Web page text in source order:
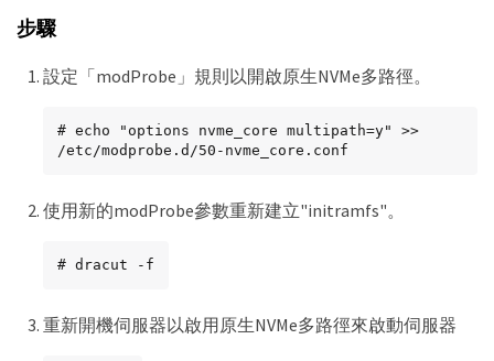
步驟
設定「modProbe」規則以開啟原生NVMe多路徑。
# echo "options nvme_core multipath=y" >>
/etc/modprobe.d/50-nvme_core.conf
使用新的modProbe參數重新建立"initramfs"。
# dracut -f
重新開機伺服器以啟用原生NVMe多路徑來啟動伺服器